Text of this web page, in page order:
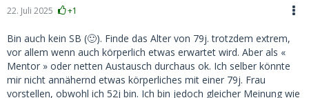
22. Juli 2025 +1
Bin auch kein SB (🙂). Finde das Alter von 79j. trotzdem extrem,
vor allem wenn auch körperlich etwas erwartet wird. Aber als «
Mentor » oder netten Austausch durchaus ok. Ich selber könnte
mir nicht annähernd etwas körperliches mit einer 79j. Frau
vorstellen, obwohl ich 52j bin. Ich bin jedoch gleicher Meinung wie